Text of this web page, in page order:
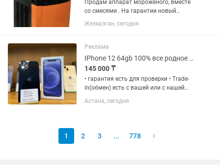
Продам аппарат мороженого, вместе
со смесями . На гарантии новый
практически не пользуюсь. Продаю
так как нет возможности работать в
Жезказган, сегодня
Реклама
IPhone 12 64gb 100% все родное Рассрочка 0 0 12
145 000 ₸
• гарантия есть для проверки • Trade-
in(обмен) есть с вашей или с нашей
Жанкент 96 Брайт Маркет для точной
Астана, сегодня
1 2 3 ... 778